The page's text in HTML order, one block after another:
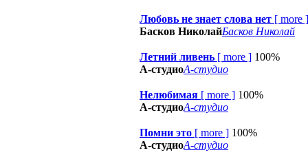
Любовь не знает слова нет [ more ]
Басков НиколайБасков Николай
Летний ливень [ more ] 100%
А-студиоА-студио
Нелюбимая [ more ] 100%
А-студиоА-студио
Помни это [ more ] 100%
А-студиоА-студио